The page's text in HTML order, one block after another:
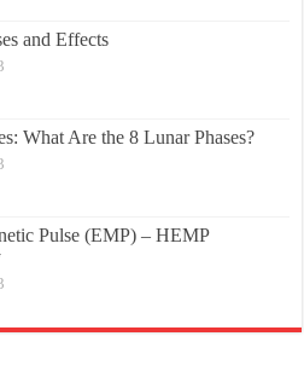
and Effects
What Are the 8 Lunar Phases?
Pulse (EMP) – HEMP